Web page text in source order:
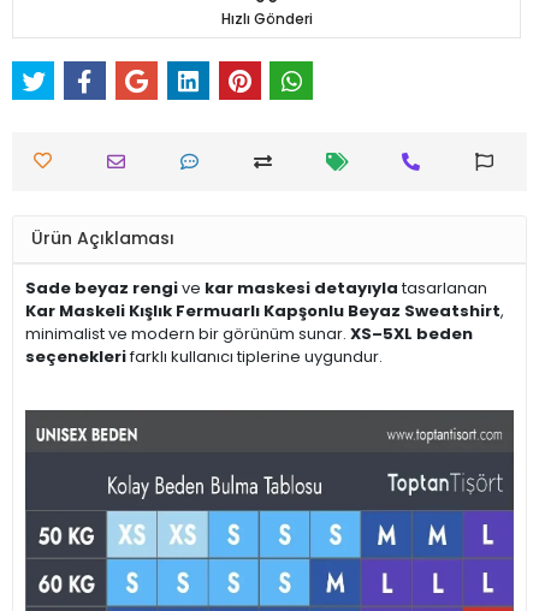
Hızlı Gönderi
Ürün Açıklaması
Sade beyaz rengive kar maskesi detayıylatasarlanan
Kar Maskeli Kışlık Fermuarlı Kapşonlu Beyaz Sweatshirt,
minimalist ve modern bir görünüm sunar. XS–5XL beden
seçeneklerifarklı kullanıcı tiplerine uygundur.